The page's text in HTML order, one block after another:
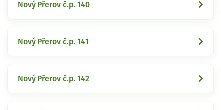
Nový Přerov č.p. 140
Nový Přerov č.p. 141
Nový Přerov č.p. 142